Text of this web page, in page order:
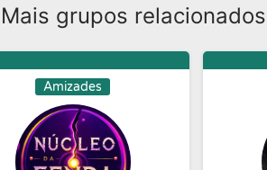
Mais grupos
Amizades